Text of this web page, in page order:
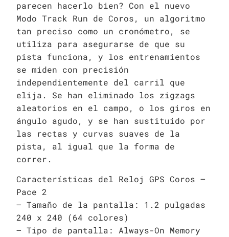
parecen hacerlo bien? Con el nuevo
Modo Track Run de Coros, un algoritmo
tan preciso como un cronómetro, se
utiliza para asegurarse de que su
pista funciona, y los entrenamientos
se miden con precisión
independientemente del carril que
elija. Se han eliminado los zigzags
aleatorios en el campo, o los giros en
ángulo agudo, y se han sustituido por
las rectas y curvas suaves de la
pista, al igual que la forma de
correr.
Características del Reloj GPS Coros –
Pace 2
– Tamaño de la pantalla: 1.2 pulgadas
240 x 240 (64 colores)
– Tipo de pantalla: Always-On Memory